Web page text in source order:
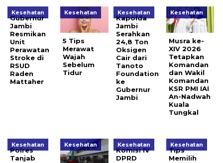
Kesehatan
Gubernur
Jambi
Resmikan
Unit
Perawatan
Stroke di
RSUD
Raden
Mattaher
Kesehatan
5 Tips
Merawat
Wajah
Sebelum
Tidur
Kesehatan
Kapolda
Jambi
Serahkan
24,8 Ton
Oksigen
Cair dari
Tanoto
Foundation
ke
Gubernur
Jambi
Kesehatan
Musra ke-
XIV 2026
Tetapkan
Komandan
dan Wakil
Komandan
KSR PMI IAI
An-Nadwah
Kuala
Tungkal
Kesehatan
Polres
Tanjab
Kesehatan Kesehatan
Komisi IV
DPRD
Kesehatan
Tips
Memilih